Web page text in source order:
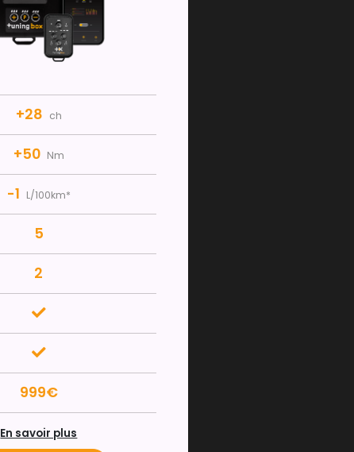
+28 ch
+50 Nm
-1 L/100km*
5
2
999€
En savoir plus